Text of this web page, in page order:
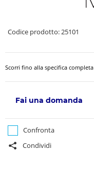
Codice prodotto: 25101
Scorri fino alla specifica completa
Fai una domanda
Confronta
Condividi